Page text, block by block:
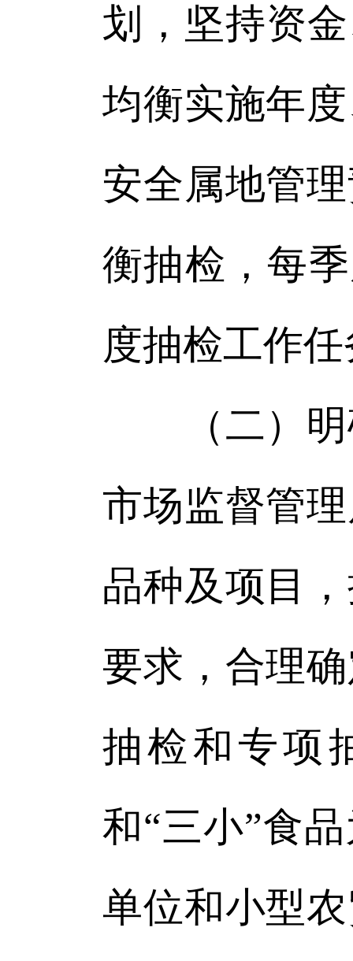
划，坚持资
均衡实施年
安全属地管
衡抽检，每
度抽检工作
（二）明
市场监督管
品种及项目
要求，合理
抽检和专项
和“三小”食
单位和小型